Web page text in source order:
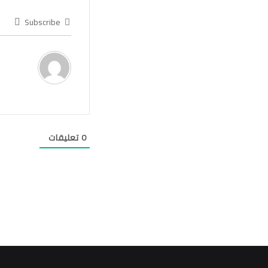
Subscribe
0تعليقات